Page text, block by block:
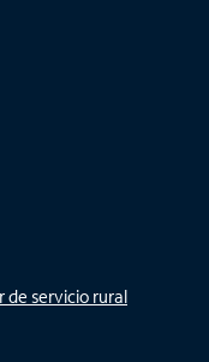
de servicio rural